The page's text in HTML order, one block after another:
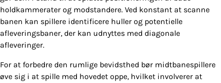
holdkammerater og modstandere. Ved konstant at scanne
banen kan spillere identificere huller og potentielle
afleveringsbaner, der kan udnyttes med diagonale
afleveringer.
For at forbedre den rumlige bevidsthed bør midtbanespillere
øve sig i at spille med hovedet oppe, hvilket involverer at